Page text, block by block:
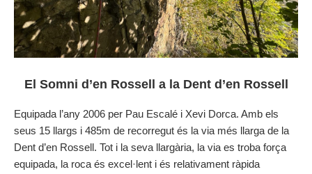
El Somni d’en Rossell a la Dent d’en Rossell
Equipada l’any 2006 per Pau Escalé i Xevi Dorca. Amb els
seus 15 llargs i 485m de recorregut és la via més llarga de la
Dent d’en Rossell. Tot i la seva llargària, la via es troba força
equipada, la roca és excel·lent i és relativament ràpida